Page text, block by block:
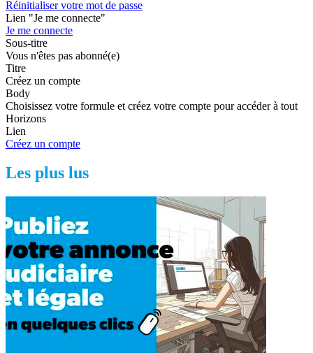
Réinitialiser votre mot de passe
Lien "Je me connecte"
Je me connecte
Sous-titre
Vous n'êtes pas abonné(e)
Titre
Créez un compte
Body
Choisissez votre formule et créez votre compte pour accéder à tout
Horizons
Lien
Créez un compte
Les plus lus